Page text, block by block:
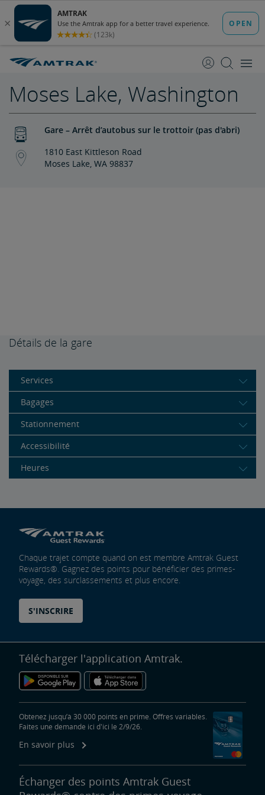
contenu
la
Moses Lake, Washington
Gare – Arrêt d’autobus sur le trottoir (pas d'abri)
1810 East Kittleson Road
Moses Lake, WA 98837
Détails de la gare
Services
Bagages
Stationnement
Accessibilité
Heures
Chaque trajet compte quand on est membre Amtrak Guest
Rewards®. Gagnez des points pour bénéficier des primes-
voyage, des surclassements et plus encore.
S'INSCRIRE
Télécharger l'application Amtrak.
Obtenez jusqu’à 30 000 points en prime. Offres variables.
Faites une demande ici d'ici le 2/9/26.
En savoir plus
Échanger des points Amtrak Guest